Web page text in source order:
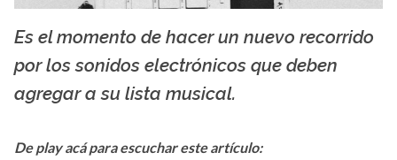
thump-images.vice.com
Es el momento de hacer un nuevo recorrido
por los sonidos electrónicos que deben
agregar a su lista musical.
De play acá para escuchar este artículo: